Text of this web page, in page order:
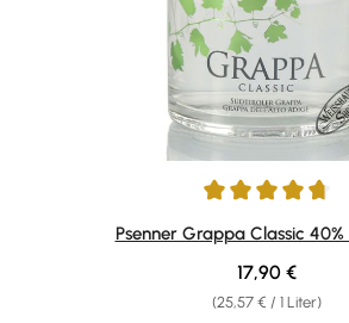
Durchschnittliche Bewertung von 4.75
Psenner Grappa Classic
(25,57 € / 1 Liter)
Regulärer
17,90 €